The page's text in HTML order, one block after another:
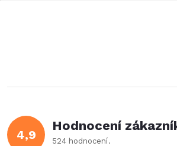
4,9
Hodnocení
524 hodnocení